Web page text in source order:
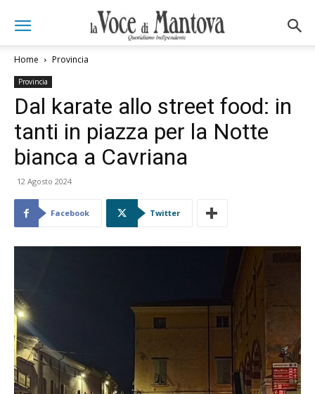
Home Provincia
Provincia
Dal karate allo street food: in
tanti in piazza per la Notte
bianca a Cavriana
12 Agosto 2024
Facebook Twitter